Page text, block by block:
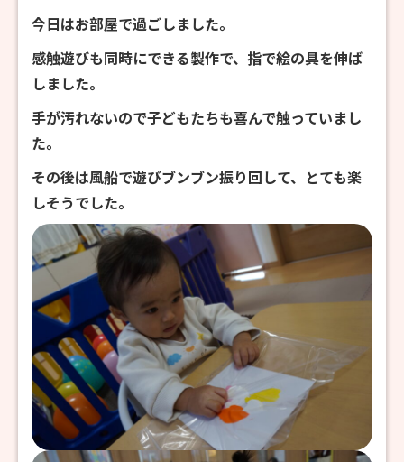
今日はお部屋で過ごしました。
感触遊びも同時にできる製作で、指で絵の具を伸ば
しました。
手が汚れないので子どもたちも喜んで触っていまし
た。
その後は風船で遊びブンブン振り回して、とても楽
しそうでした。